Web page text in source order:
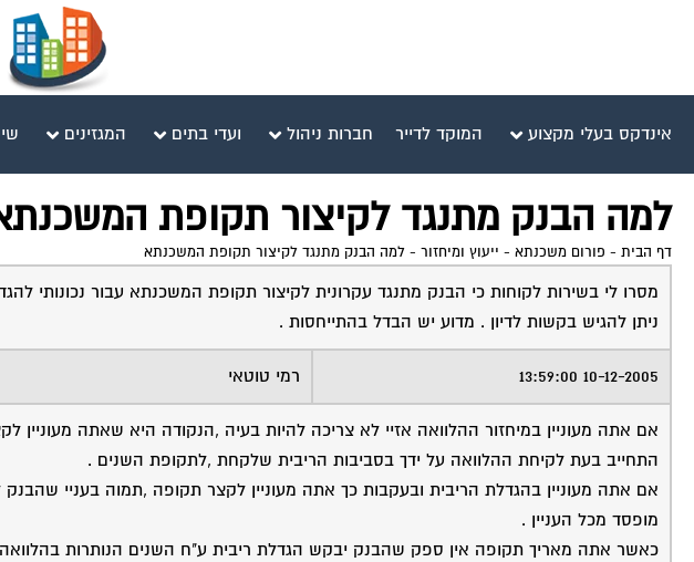
אינדקס בעלי מקצוע המוקד לדייר חברות ניהול ועדי בתים המגזינים
למה הבנק מתנגד לקיצור תקופת
דף הבית - פורום משכנתא - ייעוץ ומיחזור - למה הבנק מתנגד לקיצור תקופת המשכנתא
מסרו לי בשירות לקוחות כי הבנק מתנגד עקרונית לקיצור תקופת המשכנתא עבור נכונותי
ניתן להגיש בקשות לדיון . מדוע יש הבדל בהתייחסות .
10-12-2005 13:59:00 רמי טוטאי
אם אתה מעוניין במיחזור ההלוואה אזיי לא צריכה להיות בעיה ,הנקודה היא שאתה
התחייב בעת לקיחת ההלוואה על ידך בסביבות הריבית שלקחת ,לתקופת השנים .
אם אתה מעוניין בהגדלת הריבית ובעקבות כך אתה מעוניין לקצר תקופה ,תמוה בעניי שהבנק
מופסד מכל העניין .
כאשר אתה מאריך תקופה אין ספק שהבנק יבקש הגדלת ריבית ע"ח השנים הנותרות